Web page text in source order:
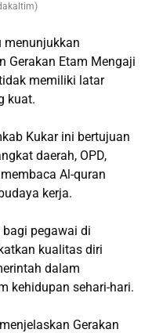
menunjukkan
Gerakan Etam Mengaji
memiliki latar
kuat.
Kukar ini bertujuan
daerah, OPD,
Al-quran
kerja.
pegawai di
kualitas diri
dalam
kehidupan sehari-hari.
Gerakan